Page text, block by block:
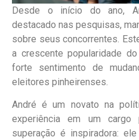
Desde o início do ano,
destacado nas pesquisas,
sobre seus concorrentes.
a crescente popularidade
forte sentimento de
eleitores pinheirenses.
André é um novato na
experiência em um cargo
superação é inspiradora: